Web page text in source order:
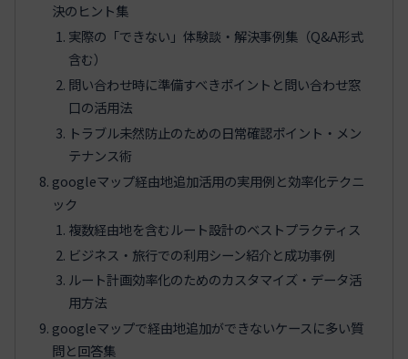
決のヒント集
実際の「できない」体験談・解決事例集（Q&A形式
含む）
問い合わせ時に準備すべきポイントと問い合わせ窓
口の活用法
トラブル未然防止のための日常確認ポイント・メン
テナンス術
googleマップ経由地追加活用の実用例と効率化テクニ
ック
複数経由地を含むルート設計のベストプラクティス
ビジネス・旅行での利用シーン紹介と成功事例
ルート計画効率化のためのカスタマイズ・データ活
用方法
googleマップで経由地追加ができないケースに多い質
問と回答集